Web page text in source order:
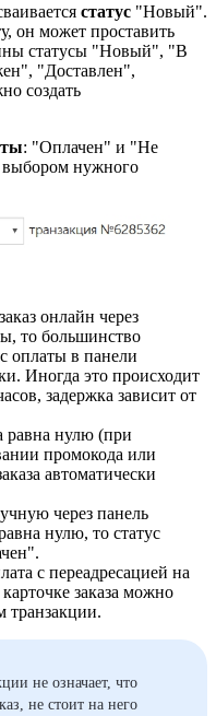
статус "Новый".
он может проставить
статусы "Новый", "В
"Доставлен",
создать
: "Оплачен" и "Не
выбором нужного
онлайн через
то большинство
оплаты в панели
Иногда это происходит
задержка зависит от
равна нулю (при
промокода или
автоматически
через панель
нулю, то статус
с переадресацией на
заказа можно
транзакции.
не означает, что
не стоит на него